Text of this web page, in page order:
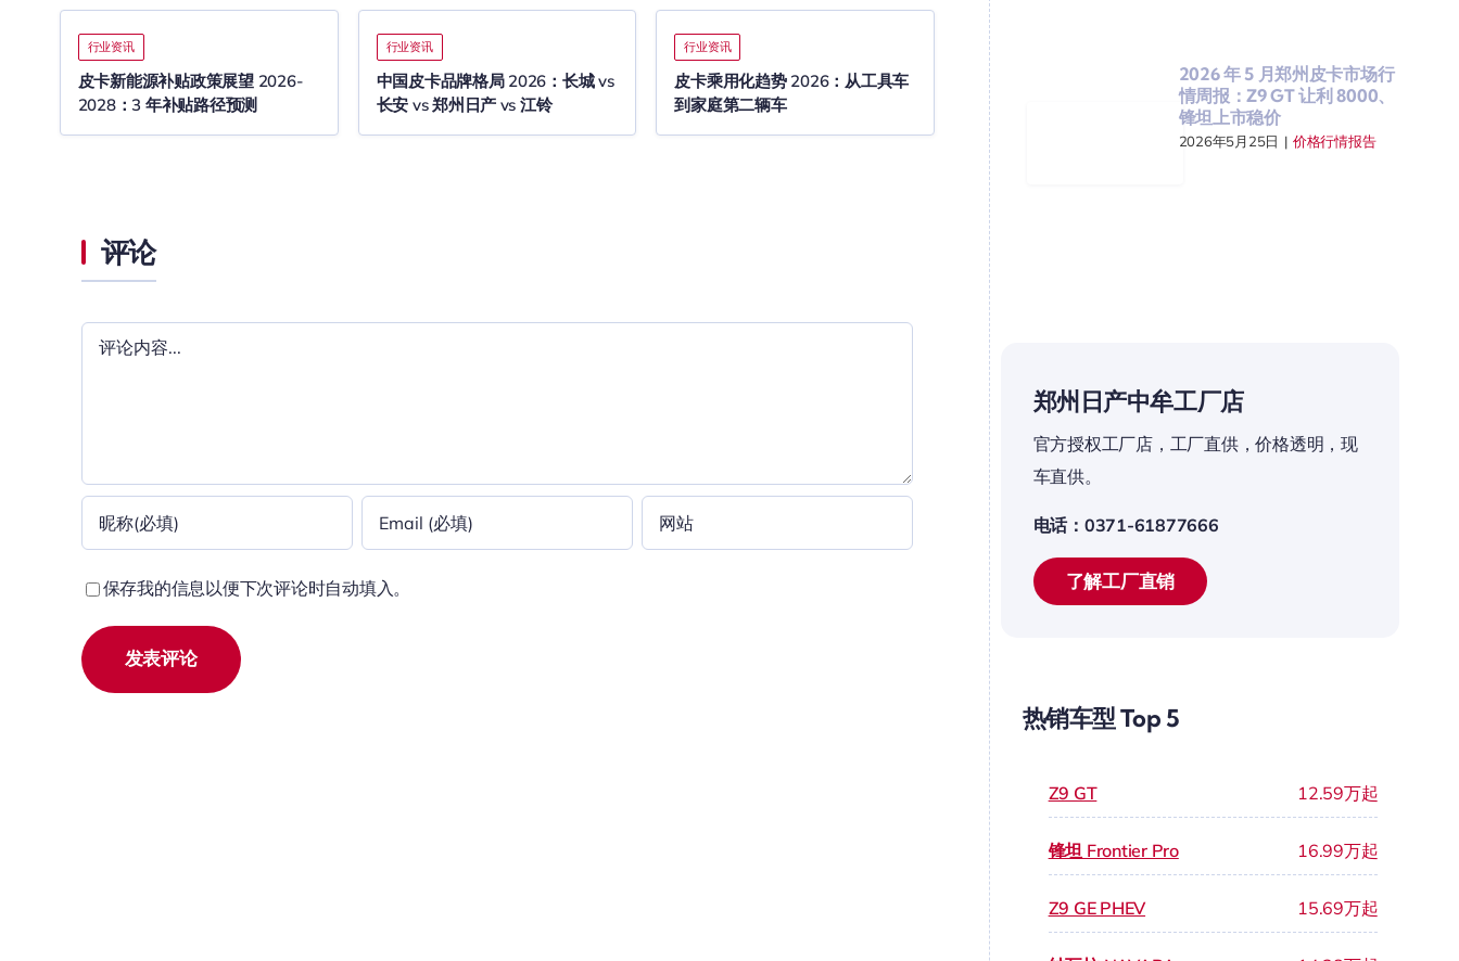
行业资讯
皮卡新能源补贴政策展望 2026-
2028：3 年补贴路径预测
行业资讯
中国皮卡品牌格局 2026：长城 vs
长安 vs 郑州日产 vs 江铃
行业资讯
皮卡乘用化趋势 2026：从工具车
到家庭第二辆车
评论
保存我的信息以便下次评论时自动填入。
2026 年 5 月郑州皮卡市场行
情周报：Z9 GT 让利 8000、
锋坦上市稳价
2026年5月25日 | 价格行情报告
郑州日产中牟工厂店
官方授权工厂店，工厂直供，价格透明，现
车直供。
电话：0371-61877666
了解工厂直销
热销车型 Top 5
Z9 GT 12.59万起
锋坦 Frontier Pro 16.99万起
Z9 GE PHEV 15.69万起